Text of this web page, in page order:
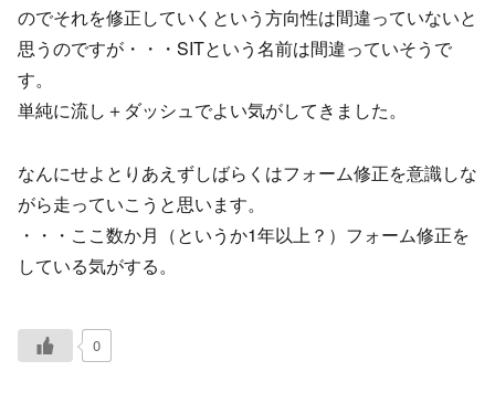
のでそれを修正していくという方向性は間違っていないと
思うのですが・・・SITという名前は間違っていそうで
す。
単純に流し＋ダッシュでよい気がしてきました。
なんにせよとりあえずしばらくはフォーム修正を意識しな
がら走っていこうと思います。
・・・ここ数か月（というか1年以上？）フォーム修正を
している気がする。
0